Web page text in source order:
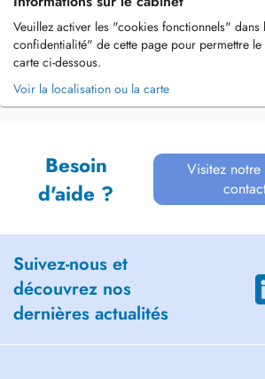
Veuillez activer les "cookies fonctionnels" dans
confidentialité" de cette page pour permettre le
carte ci-dessous.
Voir la localisation ou la carte
Besoin
d'aide ?
Visitez
Suivez-nous et
découvrez nos
dernières actualités